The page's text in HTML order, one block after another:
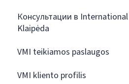
Консультации в
Klaipėda
VMI teikiamos paslaugos
VMI kliento profilis